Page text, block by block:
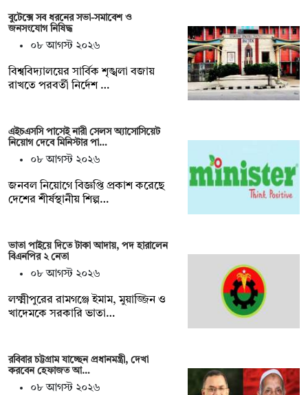
বুটেক্সে সব ধরনের সভা-সমাবেশ ও
জনসংযোগ নিষিদ্ধ
০৮ আগস্ট ২০২৬
বিশ্ববিদ্যালয়ের সার্বিক শৃঙ্খলা বজায়
রাখতে পরবর্তী নির্দেশ …
এইচএসসি পাসেই নারী সেলস অ্যাসোসিয়েট
নিয়োগ দেবে মিনিস্টার পা…
০৮ আগস্ট ২০২৬
জনবল নিয়োগে বিজ্ঞপ্তি প্রকাশ করেছে
দেশের শীর্ষস্থানীয় শিল্প…
ভাতা পাইয়ে দিতে টাকা আদায়, পদ হারালেন
বিএনপির ২ নেতা
০৮ আগস্ট ২০২৬
লক্ষ্মীপুরের রামগঞ্জে ইমাম, মুয়াজ্জিন ও
খাদেমকে সরকারি ভাতা…
রবিবার চট্টগ্রাম যাচ্ছেন প্রধানমন্ত্রী, দেখা
করবেন হেফাজত আ…
০৮ আগস্ট ২০২৬